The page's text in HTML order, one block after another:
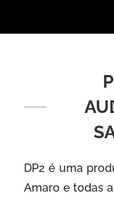
DP2 é uma
Amaro e todas